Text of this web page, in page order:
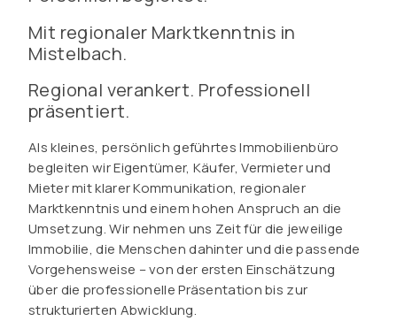
Mit regionaler Marktkenntnis in
Mistelbach.
Regional verankert. Professionell
präsentiert.
Als kleines, persönlich geführtes Immobilienbüro
begleiten wir Eigentümer, Käufer, Vermieter und
Mieter mit klarer Kommunikation, regionaler
Marktkenntnis und einem hohen Anspruch an die
Umsetzung. Wir nehmen uns Zeit für die jeweilige
Immobilie, die Menschen dahinter und die passende
Vorgehensweise – von der ersten Einschätzung
über die professionelle Präsentation bis zur
strukturierten Abwicklung.